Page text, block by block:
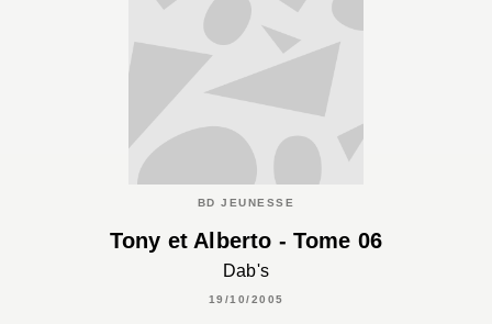
BD JEUNESSE
Tony et Alberto - Tome 06
Dab's
19/10/2005